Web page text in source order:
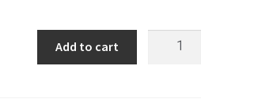
الظن
Add to cart